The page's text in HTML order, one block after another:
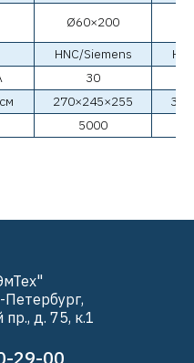
Ø60×200
HNC/Siemens
30
270×245×255
5000
д. 75, к.1
29-00